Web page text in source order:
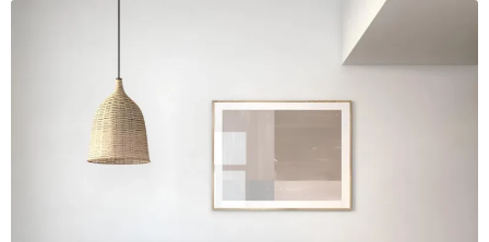
Khung tranh treo tường
Kim liên vạn phúc phòng thờ